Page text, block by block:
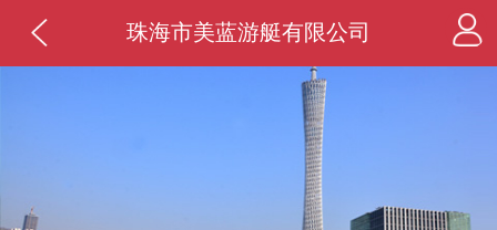
珠海市美蓝游艇有限公司